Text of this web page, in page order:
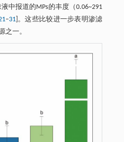
中报道的MPs的丰度（0.06~291
‒31]。这些比较进一步表明渗滤
之一。